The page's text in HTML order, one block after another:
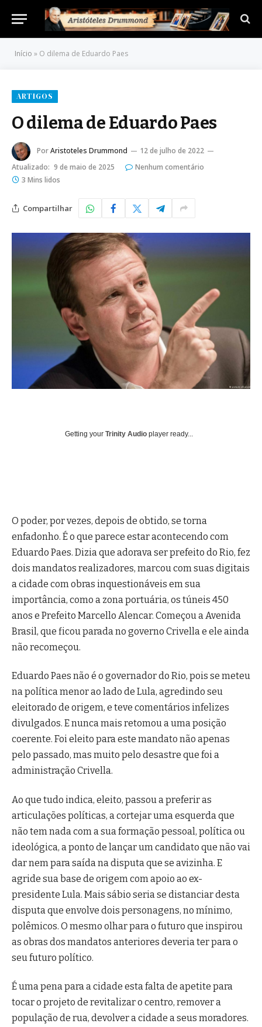
Início » O dilema de Eduardo Paes
ARTIGOS
O dilema de Eduardo Paes
PorAristoteles Drummond
12 de julho de 2022
Atualizado: 9 de maio de 2025
Nenhum comentário
3 Mins lidos
Compartilhar
Getting your Trinity Audio player ready...
O poder, por vezes, depois de obtido, se torna
enfadonho. É o que parece estar acontecendo com
Eduardo Paes. Dizia que adorava ser prefeito do Rio, fez
dois mandatos realizadores, marcou com suas digitais
a cidade com obras inquestionáveis em sua
importância, como a zona portuária, os túneis 450
anos e Prefeito Marcello Alencar. Começou a Avenida
Brasil, que ficou parada no governo Crivella e ele ainda
não recomeçou.
Eduardo Paes não é o governador do Rio, pois se meteu
na política menor ao lado de Lula, agredindo seu
eleitorado de origem, e teve comentários infelizes
divulgados. E nunca mais retomou a uma posição
coerente. Foi eleito para este mandato não apenas
pelo passado, mas muito pelo desastre que foi a
administração Crivella.
Ao que tudo indica, eleito, passou a preferir as
articulações políticas, a cortejar uma esquerda que
não tem nada com a sua formação pessoal, política ou
ideológica, a ponto de lançar um candidato que não vai
dar nem para saída na disputa que se avizinha. E
agride sua base de origem com apoio ao ex-
presidente Lula. Mais sábio seria se distanciar desta
disputa que envolve dois personagens, no mínimo,
polêmicos. O mesmo olhar para o futuro que inspirou
as obras dos mandatos anteriores deveria ter para o
seu futuro político.
É uma pena para a cidade esta falta de apetite para
tocar o projeto de revitalizar o centro, remover a
população de rua, devolver a cidade a seus moradores.